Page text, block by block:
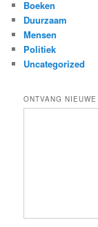
Boeken
Duurzaam
Mensen
Politiek
Uncategorized
ONTVANG